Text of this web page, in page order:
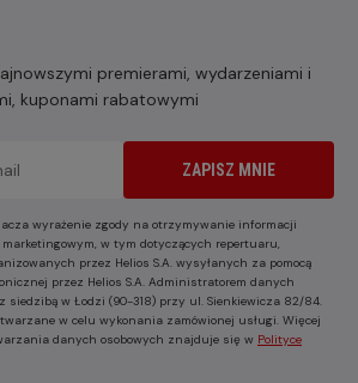
premierami, wydarzeniami i
kuponami rabatowymi
ZAPISZ MNIE
wyrażenie zgody na otrzymywanie informacji
w tym dotyczących repertuaru,
przez Helios S.A. wysyłanych za pomocą
przez Helios S.A. Administratorem danych
siedzibą w Łodzi (90-318) przy ul. Sienkiewicza 82/84.
w celu wykonania zamówionej usługi. Więcej
danych osobowych znajduje się w Polityce